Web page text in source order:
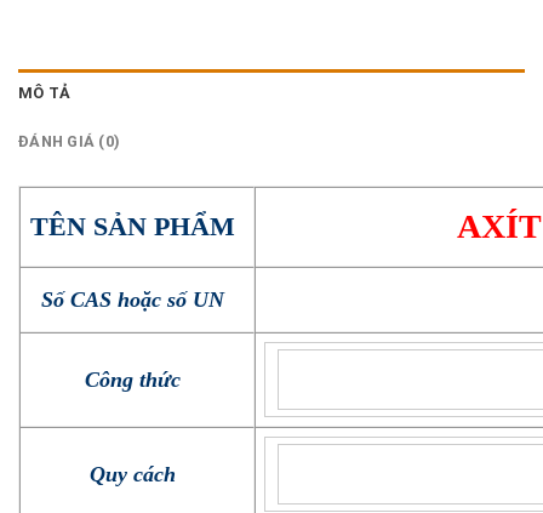
MÔ TẢ
ĐÁNH GIÁ (0)
TÊN SẢN PHẨM
Số CAS hoặc số UN
Công thức
Quy cách